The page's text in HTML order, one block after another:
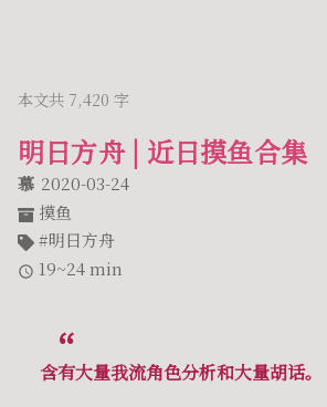
本文共 7,420 字
明日方舟 | 近日摸鱼合集
慕 2020-03-24
摸鱼
明日方舟
19~24 min
含有大量我流角色分析和大量胡话。